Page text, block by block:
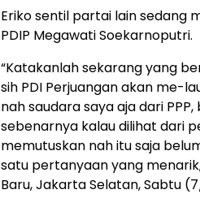
Eriko sentil partai lain sedang
PDIP Megawati Soekarnoputri.
“Katakanlah sekarang yang
sih PDI Perjuangan akan me-
nah saudara saya aja dari
sebenarnya kalau dilihat dari
memutuskan nah itu saja
satu pertanyaan yang
Baru, Jakarta Selatan, Sabtu